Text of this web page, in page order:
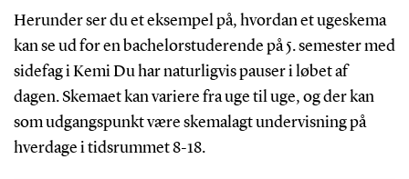
Herunder ser du et eksempel på, hvordan et ugeskema
kan se ud for en bachelorstuderende på 5. semester med
sidefag i Kemi Du har naturligvis pauser i løbet af
dagen. Skemaet kan variere fra uge til uge, og der kan
som udgangspunkt være skemalagt undervisning på
hverdage i tidsrummet 8-18.